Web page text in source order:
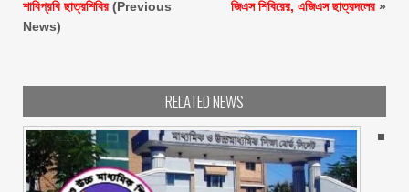
শাবিপ্রবি ছাত্রশিবির(Previous
News)
জিএস শিবিরের, এজিএস ছাত্রদলের»
RELATED NEWS